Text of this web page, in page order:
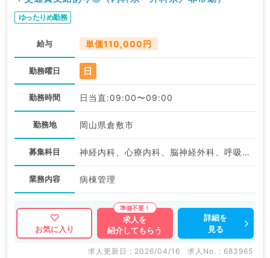
ゆったりめ勤務
給与 単価110,000円
勤務曜日 日
勤務時間 日当直:09:00〜09:00
勤務地 岡山県倉敷市
募集科目 神経内科、心療内科、脳神経外科、呼吸器外科、心臓血管外科、一般内科、循環器内科、呼吸器内科、消化器内科、内分泌・代謝内科、腎臓内科、老年内科、外科系全般、一般外科、消化器外科、膠原病科
業務内容 病棟管理
お気に入り
求人を
紹介してもらう
詳細を
見る
求人更新日 : 2026/04/16 求人No. : 683965